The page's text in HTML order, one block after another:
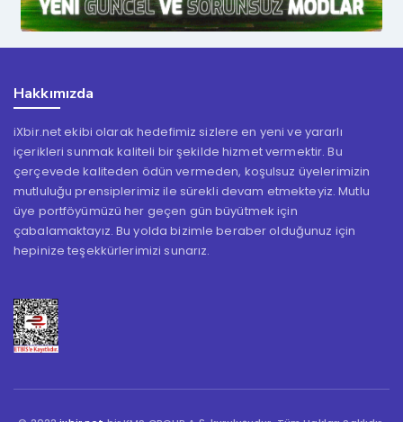
Hakkımızda
iXbir.net ekibi olarak hedefimiz sizlere en yeni ve yararlı
içerikleri sunmak kaliteli bir şekilde hizmet vermektir. Bu
çerçevede kaliteden ödün vermeden, koşulsuz üyelerimizin
mutluluğu prensiplerimiz ile sürekli devam etmekteyiz. Mutlu
üye portföyümüzü her geçen gün büyütmek için
çabalamaktayız. Bu yolda bizimle beraber olduğunuz için
hepinize teşekkürlerimizi sunarız.